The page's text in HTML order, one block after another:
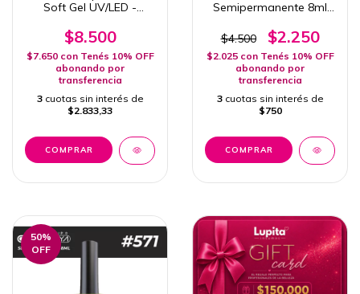
Soft Gel UV/LED -
$8.500
$7.650 con Tenés 10% OFF
abonando por
transferencia
3 cuotas sin interés de
$2.833,33
Semipermanente 8ml
(vencido)
$4.500 $2.250
$2.025 con Tenés 10% OFF
abonando por
transferencia
3 cuotas sin interés de
$750
50%
OFF